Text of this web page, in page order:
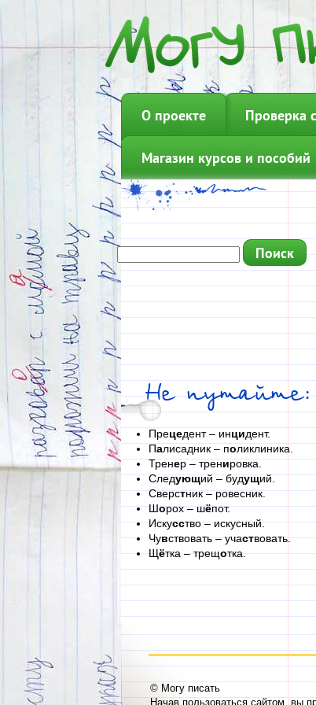
О проекте Проверка
Магазин курсов и пособий
Не путайте:
Прецедент – инцидент.
Палисадник – поликлиника.
Тренер – тренировка.
Следующий – будущий.
Сверстник – ровесник.
Шорох – шёпот.
Искусство – искусный.
Чувствовать – участвовать.
Щётка – трещотка.
© Могу писать
Начав пользоваться сайтом, вы